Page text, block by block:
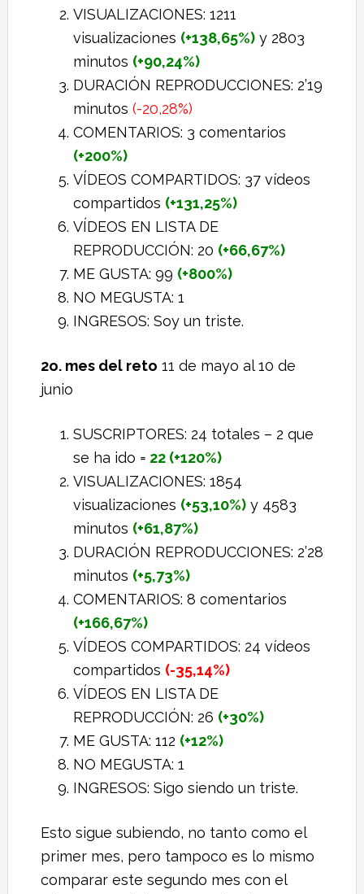
VISUALIZACIONES: 1211
visualizaciones (+138,65%)y 2803
minutos (+90,24%)
DURACIÓN REPRODUCCIONES: 2’19
minutos (-20,28%)
COMENTARIOS: 3 comentarios
(+200%)
VÍDEOS COMPARTIDOS: 37 vídeos
compartidos (+131,25%)
VÍDEOS EN LISTA DE
REPRODUCCIÓN: 20 (+66,67%)
ME GUSTA: 99 (+800%)
NO MEGUSTA: 1
INGRESOS: Soy un triste.
2o. mes del reto 11 de mayo al 10 de
junio
SUSCRIPTORES: 24 totales – 2 que
se ha ido = 22 (+120%)
VISUALIZACIONES: 1854
visualizaciones (+53,10%)y 4583
minutos (+61,87%)
DURACIÓN REPRODUCCIONES: 2’28
minutos (+5,73%)
COMENTARIOS: 8 comentarios
(+166,67%)
VÍDEOS COMPARTIDOS: 24 vídeos
compartidos (-35,14%)
VÍDEOS EN LISTA DE
REPRODUCCIÓN: 26 (+30%)
ME GUSTA: 112 (+12%)
NO MEGUSTA: 1
INGRESOS: Sigo siendo un triste.
Esto sigue subiendo, no tanto como el
primer mes, pero tampoco es lo mismo
comparar este segundo mes con el